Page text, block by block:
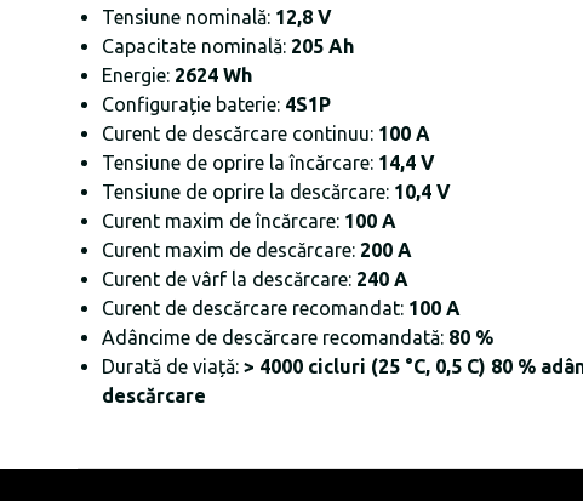
Tensiune nominală: 12,8 V
Capacitate nominală: 205 Ah
Energie: 2624 Wh
Configurație baterie: 4S1P
Curent de descărcare continuu: 100 A
Tensiune de oprire la încărcare: 14,4 V
Tensiune de oprire la descărcare: 10,4 V
Curent maxim de încărcare: 100 A
Curent maxim de descărcare: 200 A
Curent de vârf la descărcare: 240 A
Curent de descărcare recomandat: 100 A
Adâncime de descărcare recomandată: 80 %
Durată de viață: > 4000 cicluri (25 °C, 0,5 C) 80 %
descărcare